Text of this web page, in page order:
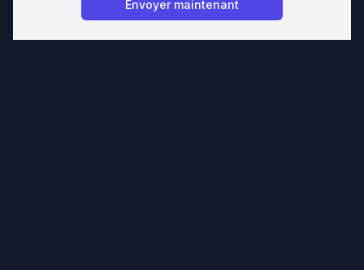
Envoyer maintenant